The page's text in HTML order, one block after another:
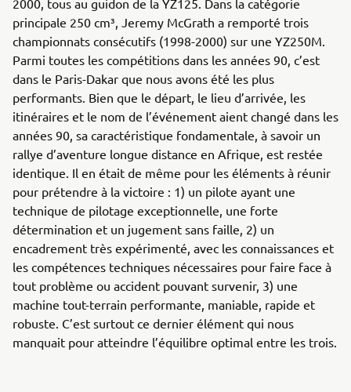
2000, tous au guidon de la YZ125. Dans la catégorie
principale 250 cm³, Jeremy McGrath a remporté trois
championnats consécutifs (1998-2000) sur une YZ250M.
Parmi toutes les compétitions dans les années 90, c’est
dans le Paris-Dakar que nous avons été les plus
performants. Bien que le départ, le lieu d’arrivée, les
itinéraires et le nom de l’événement aient changé dans les
années 90, sa caractéristique fondamentale, à savoir un
rallye d’aventure longue distance en Afrique, est restée
identique. Il en était de même pour les éléments à réunir
pour prétendre à la victoire : 1) un pilote ayant une
technique de pilotage exceptionnelle, une forte
détermination et un jugement sans faille, 2) un
encadrement très expérimenté, avec les connaissances et
les compétences techniques nécessaires pour faire face à
tout problème ou accident pouvant survenir, 3) une
machine tout-terrain performante, maniable, rapide et
robuste. C’est surtout ce dernier élément qui nous
manquait pour atteindre l’équilibre optimal entre les trois.